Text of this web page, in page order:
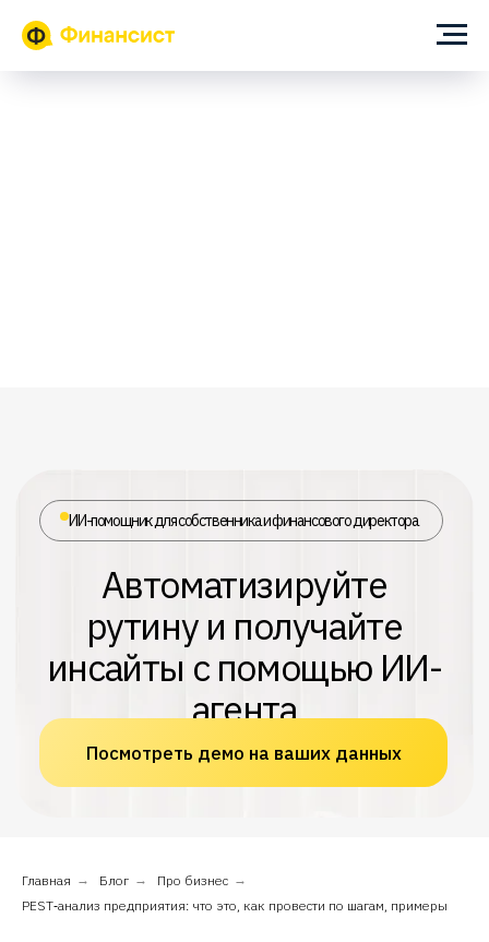
агента
Посмотреть демо на ваших данных
Главная → Блог → Про бизнес →
PEST‑анализ предприятия: что это, как провести по шагам, примеры